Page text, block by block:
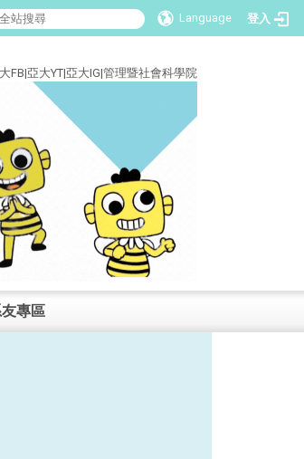
Language 登入
FB|亞大YT|亞大IG|管理暨社會科學院
專區